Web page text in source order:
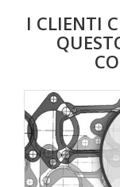
I CLIENTI